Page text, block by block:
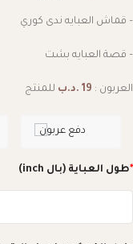
– قماش العبايه ندى كوري
– قصة العبايه بشت
العربون : 19 .د.ب للمنتج
دفع عربون
*طول العباية (بال inch)